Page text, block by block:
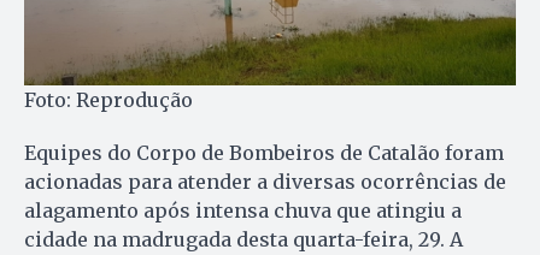
Foto: Reprodução
Equipes do Corpo de Bombeiros de Catalão foram
acionadas para atender a diversas ocorrências de
alagamento após intensa chuva que atingiu a
cidade na madrugada desta quarta-feira, 29. A